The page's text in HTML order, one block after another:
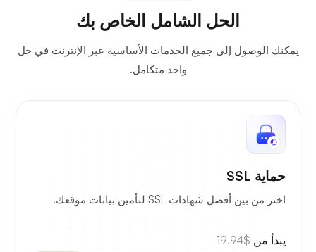
الحل الشامل الخاص بك
يمكنك الوصول إلى جميع الخدمات الأساسية عبر الإنترنت في حل
واحد متكامل.
حماية SSL
اختر من بين أفضل شهادات SSL لتأمين بيانات موقعك.
يبدأ من $19.94